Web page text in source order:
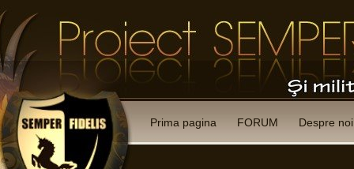
Prima pagina FORUM Despre noi